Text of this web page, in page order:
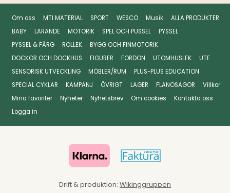
Om oss MTI MATERIAL SPORT WESCO Musik
ALLA PRODUKTER
BABY
LÄRANDE MOTORIK SPEL OCH PUSSEL
PYSSEL
PYSSEL & FÄRG
ROLLEK
BYGG OCH FINMOTORIK
DOCKOR OCH DOCKHUS
FIGURER FORDON UTOMHUSLEK
UTE
SENSORISK UTVECKLING
MÖBLER/RUM
PLUS-PLUS EDUCATION
SPECIAL CYKLAR
KAMPANJ ÖVRIGT LAGER FLANOSAGOR
Villkor
Mina favoriter
Nyheter Nyhetsbrev Om cookies
Kontakta oss
Logga in
Drift & produktion: Wikinggruppen